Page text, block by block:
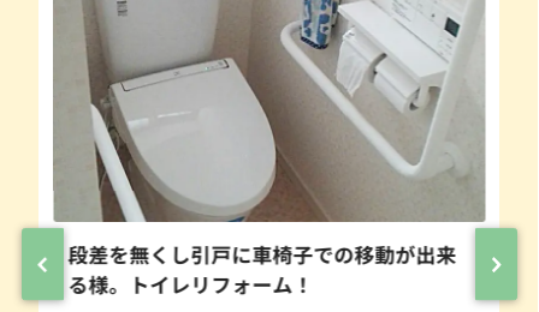
段差を無くし引戸に車椅子での移動が出来
る様。トイレリフォーム！